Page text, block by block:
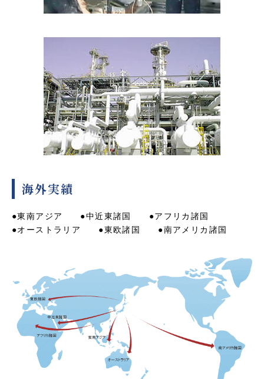
海外実績
●東南アジア ●中近東諸国
●アフリカ諸国
●オーストラリア
●東欧諸国 ●南アメリカ諸国